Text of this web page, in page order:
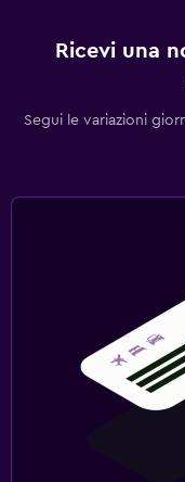
Ricevi una
Segui le variazioni